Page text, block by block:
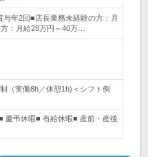
与年2回■店長業務未経験の方：月
：月給28万円～40万…
（実働8h／休憩1h)＜シフト例
慶弔休暇■ 有給休暇■ 産前・産後